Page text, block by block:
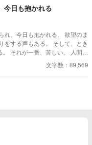
今日も抱かれる
日も抱かれる。 欲望のま
をする声もある。 そして、とき
に
とにも。 それでも恋を
文字数：89,569